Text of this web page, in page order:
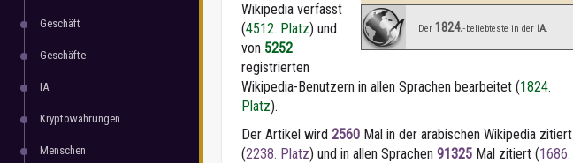
Geschäft
Geschäfte
IA
Kryptowährungen
Menschen
Der 1824.‑beliebteste in der IA.
Wikipedia verfasst
(4512. Platz) und
von 5252
registrierten
Wikipedia-Benutzern in allen Sprachen bearbeitet (1824.
Platz).
Der Artikel wird 2560 Mal in der arabischen Wikipedia zitiert
(2238. Platz) und in allen Sprachen 91325 Mal zitiert (1686.